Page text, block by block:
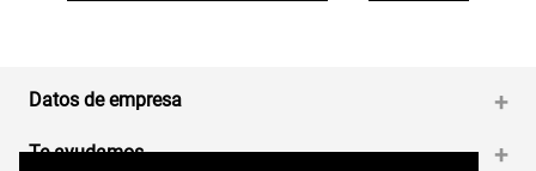
Datos de empresa +
Te ayudamos +